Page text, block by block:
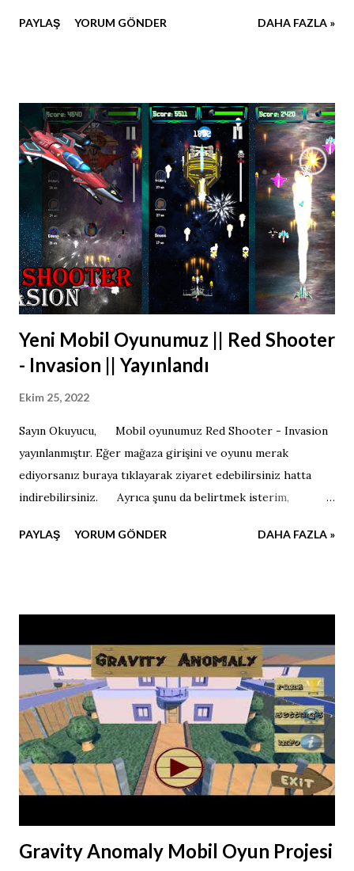
çok beğeneceksiniz. Bu oyunumuzda bir ufo iletişim
PAYLAŞ YORUM GÖNDER DAHA FAZLA »
Yeni Mobil Oyunumuz || Red Shooter
- Invasion || Yayınlandı
Ekim 25, 2022
Sayın Okuyucu, Mobil oyunumuz Red Shooter - Invasion
yayınlanmıştır. Eğer mağaza girişini ve oyunu merak
ediyorsanız buraya tıklayarak ziyaret edebilirsiniz hatta
indirebilirsiniz. Ayrıca şunu da belirtmek isterim,
yakında anahtar kelime çalışmasında hangi kriterleri dikkate
PAYLAŞ YORUM GÖNDER DAHA FAZLA »
Gravity Anomaly Mobil Oyun Projesi